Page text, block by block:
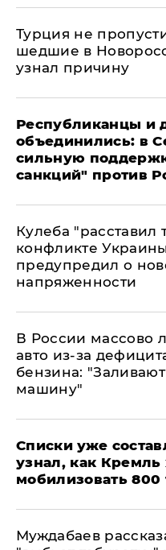
Турция не
шедшие в
узнал причину
Республиканцы и
объединились: в
сильную
санкций" против
Кулеба "расставил
конфликте
предупредил о
напряженности
В России массово
авто из-за
бензина:
машину"
Списки уже
узнал, как Кремль
мобилизовать 800
Муждабаев